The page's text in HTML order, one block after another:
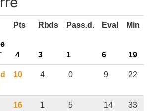
Pts Rbds Pass.d. Eval Min
4 3 1 6 19
10 4 0 9 22
16 1 5 14 33